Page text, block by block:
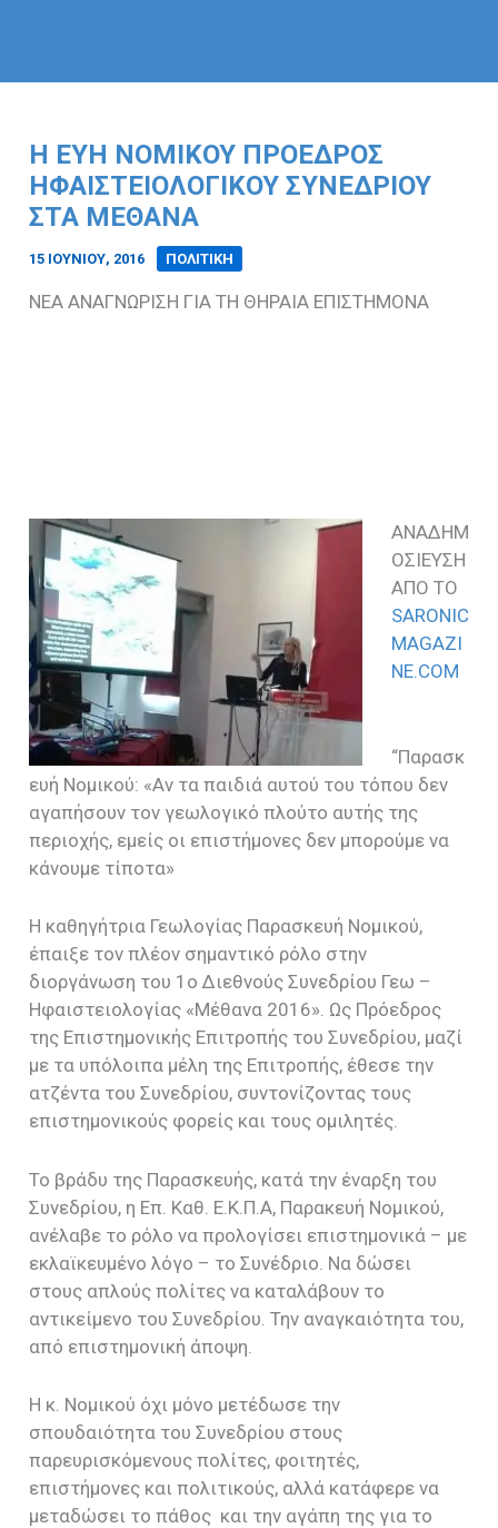
H EYH NOMIKOY ΠΡΟΕΔΡΟΣ
ΗΦΑΙΣΤΕΙΟΛΟΓΙΚΟΥ ΣΥΝΕΔΡΙΟΥ
ΣΤΑ ΜΕΘΑΝΑ
15 ΙΟΥΝΊΟΥ, 2016 ΠΟΛΙΤΙΚΗ
ΝΕΑ ΑΝΑΓΝΩΡΙΣΗ ΓΙΑ ΤΗ ΘΗΡΑΙΑ ΕΠΙΣΤΗΜΟΝΑ
ΑΝΑΔΗΜ
ΟΣΙΕΥΣΗ
ΑΠΟ ΤΟ
SARONIC
MAGAZI
NE.COM
“Παρασκ
ευή Νομικού: «Αν τα παιδιά αυτού του τόπου δεν
αγαπήσουν τον γεωλογικό πλούτο αυτής της
περιοχής, εμείς οι επιστήμονες δεν μπορούμε να
κάνουμε τίποτα»
Η καθηγήτρια Γεωλογίας Παρασκευή Νομικού,
έπαιξε τον πλέον σημαντικό ρόλο στην
διοργάνωση του 1ο Διεθνούς Συνεδρίου Γεω –
Ηφαιστειολογίας «Μέθανα 2016». Ως Πρόεδρος
της Επιστημονικής Επιτροπής του Συνεδρίου, μαζί
με τα υπόλοιπα μέλη της Επιτροπής, έθεσε την
ατζέντα του Συνεδρίου, συντονίζοντας τους
επιστημονικούς φορείς και τους ομιλητές.
Το βράδυ της Παρασκευής, κατά την έναρξη του
Συνεδρίου, η Επ. Καθ. Ε.Κ.Π.Α, Παρακευή Νομικού,
ανέλαβε το ρόλο να προλογίσει επιστημονικά – με
εκλαϊκευμένο λόγο – το Συνέδριο. Να δώσει
στους απλούς πολίτες να καταλάβουν το
αντικείμενο του Συνεδρίου. Την αναγκαιότητα του,
από επιστημονική άποψη.
Η κ. Νομικού όχι μόνο μετέδωσε την
σπουδαιότητα του Συνεδρίου στους
παρευρισκόμενους πολίτες, φοιτητές,
επιστήμονες και πολιτικούς, αλλά κατάφερε να
μεταδώσει το πάθος και την αγάπη της για το